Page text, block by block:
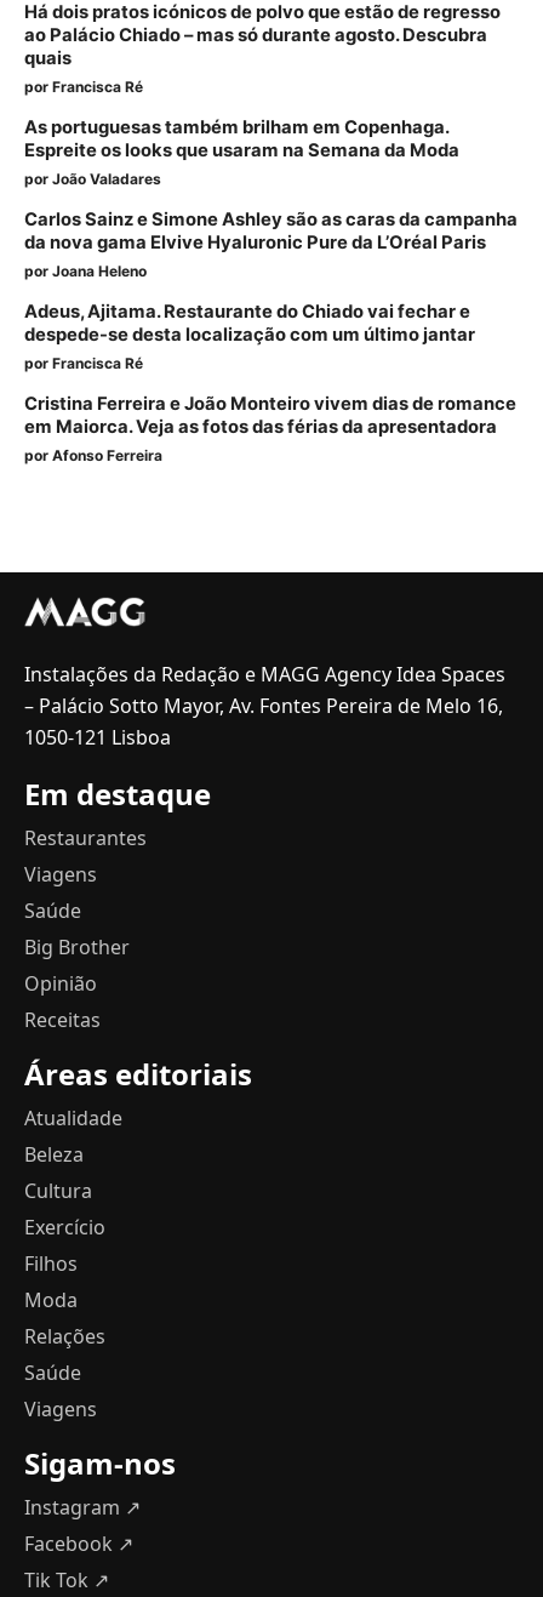
Há dois pratos icónicos de polvo que estão de regresso
ao Palácio Chiado – mas só durante agosto. Descubra
quais
por Francisca Ré
As portuguesas também brilham em Copenhaga.
Espreite os looks que usaram na Semana da Moda
por João Valadares
Carlos Sainz e Simone Ashley são as caras da campanha
da nova gama Elvive Hyaluronic Pure da L’Oréal Paris
por Joana Heleno
Adeus, Ajitama. Restaurante do Chiado vai fechar e
despede-se desta localização com um último jantar
por Francisca Ré
Cristina Ferreira e João Monteiro vivem dias de romance
em Maiorca. Veja as fotos das férias da apresentadora
por Afonso Ferreira
Instalações da Redação e MAGG Agency Idea Spaces
– Palácio Sotto Mayor, Av. Fontes Pereira de Melo 16,
1050-121 Lisboa
Em destaque
Restaurantes
Viagens
Saúde
Big Brother
Opinião
Receitas
Áreas editoriais
Atualidade
Beleza
Cultura
Exercício
Filhos
Moda
Relações
Saúde
Viagens
Sigam-nos
Instagram ↗
Facebook ↗
Tik Tok ↗